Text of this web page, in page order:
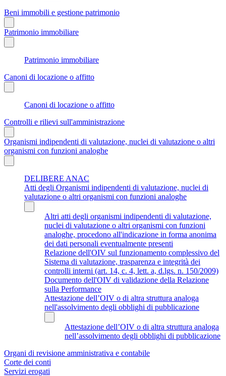
Beni immobili e gestione patrimonio
Patrimonio immobiliare
Patrimonio immobiliare
Canoni di locazione o affitto
Canoni di locazione o affitto
Controlli e rilievi sull'amministrazione
Organismi indipendenti di valutazione, nuclei di valutazione o altri
organismi con funzioni analoghe
DELIBERE ANAC
Atti degli Organismi indipendenti di valutazione, nuclei di
valutazione o altri organismi con funzioni analoghe
Altri atti degli organismi indipendenti di valutazione,
nuclei di valutazione o altri organismi con funzioni
analoghe, procedono all'indicazione in forma anonima
dei dati personali eventualmente presenti
Relazione dell'OIV sul funzionamento complessivo del
Sistema di valutazione, trasparenza e integrità dei
controlli interni (art. 14, c. 4, lett. a, d.lgs. n. 150/2009)
Documento dell'OIV di validazione della Relazione
sulla Performance
Attestazione dell’OIV o di altra struttura analoga
nell'assolvimento degli obblighi di pubblicazione
Attestazione dell’OIV o di altra struttura analoga
nell’assolvimento degli obblighi di pubblicazione
Organi di revisione amministrativa e contabile
Corte dei conti
Servizi erogati